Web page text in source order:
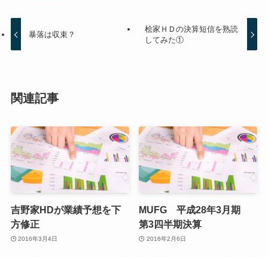
暴落は収束？
桧家ＨＤの決算短信を熟読
してみた①
関連記事
吉野家HDが業績予想を下
方修正
2016年3月4日
MUFG 平成28年3月期
第3四半期決算
2016年2月6日